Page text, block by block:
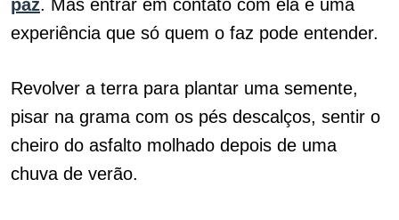
paz. Mas entrar em contato com ela é uma
experiência que só quem o faz pode entender.
Revolver a terra para plantar uma semente,
pisar na grama com os pés descalços, sentir o
cheiro do asfalto molhado depois de uma
chuva de verão.